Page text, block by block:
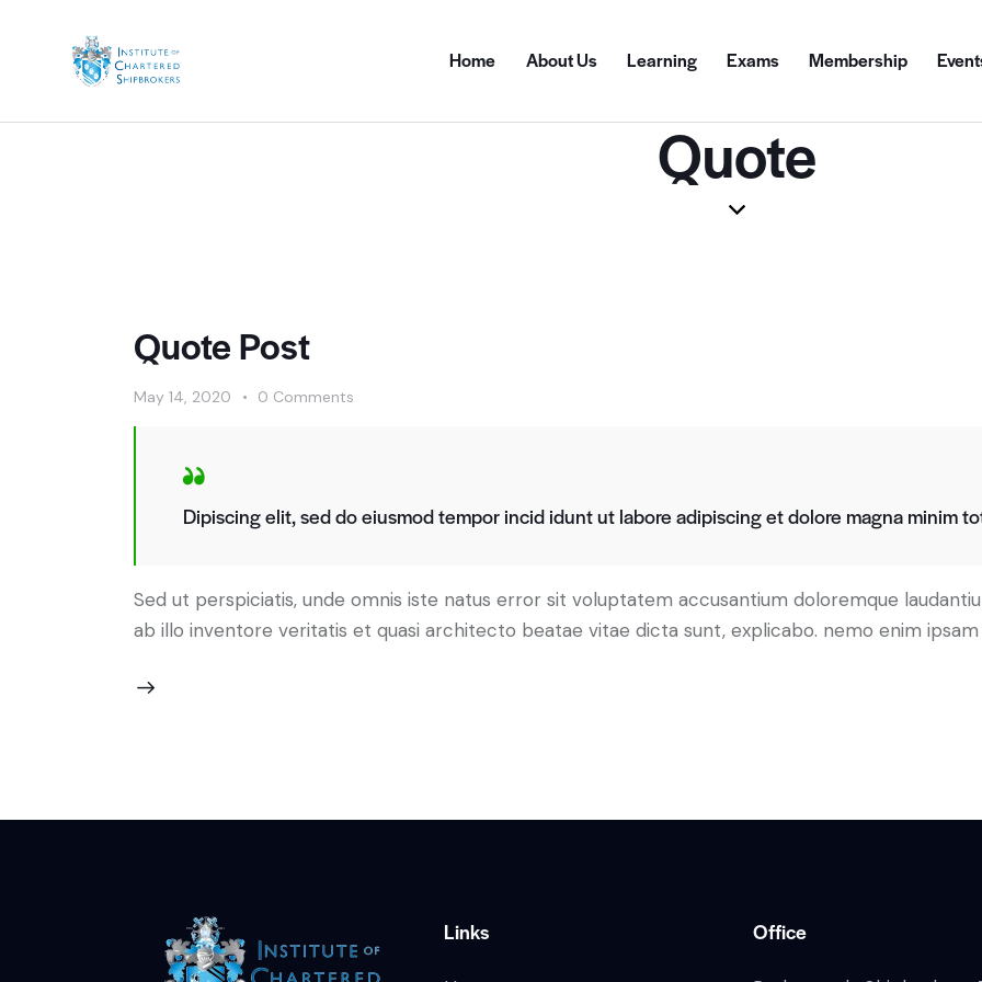
Home About Us Learning Exams Membership
Quote
Quote Post
May 14, 2020 0 Comments
Dipiscing elit, sed do eiusmod tempor incid idunt ut labore adipiscing et dolore magna minim
Sed ut perspiciatis, unde omnis iste natus error sit voluptatem accusantium doloremque
ab illo inventore veritatis et quasi architecto beatae vitae dicta sunt, explicabo. nemo enim
Links Office